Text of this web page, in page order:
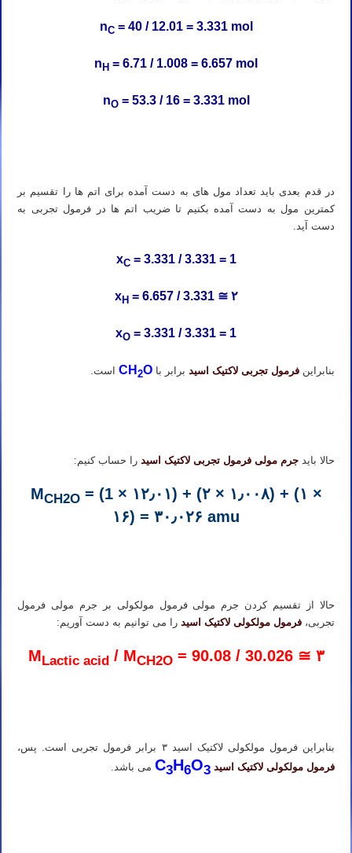
nC= 40 / 12.01 = 3.331 mol
n H = 6.71 / 1.008 = 6.657 mol
nO= 53.3 / 16 = 3.331 mol
در قدم بعدی باید تعداد مول های به دست آمده برای اتم ها را تقسیم بر
کمترین مول به دست آمده بکنیم تا ضریب اتم ها در فرمول تجربی به
دست آید.
xC= 3.331 / 3.331 = 1
xH= 6.657 / 3.331 ≅ ۲
xO = 3.331 / 3.331 = 1
بنابراینفرمول تجربی لاکتیک اسید برابر با CH 2O است.
حالا بایدجرم مولی فرمول تجربی لاکتیک اسید را حساب کنیم:
MCH2O= (1 × ۱۲٫۰۱) + (۲ × ۱٫۰۰۸) + (۱ ×
۱۶) = ۳۰٫۰۲۶ amu
حالا از تقسیم کردن جرم مولی فرمول مولکولی بر جرم مولی فرمول
تجربی، فرمول مولکولی لاکتیک اسید را می توانیم به دست آوریم:
M Lactic acid/ MCH2O= 90.08 / 30.026 ≅ ۳
بنابراین فرمول مولکولی لاکتیک اسید ۳ برابر فرمول تجربی است. پس،
فرمول مولکولی لاکتیک اسید
C3H6O3 می باشد.